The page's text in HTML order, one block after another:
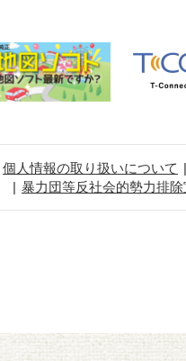
個人情報の取り扱いについて
暴力団等反社会的勢力排